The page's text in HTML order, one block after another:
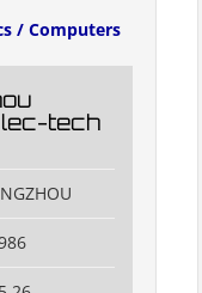
/ Computers
tech